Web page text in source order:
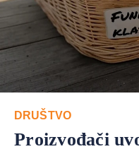
DRUŠTVO
Proizvođači